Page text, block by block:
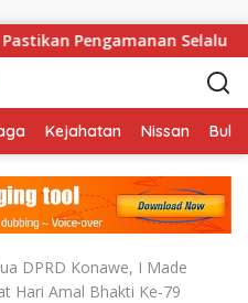
Selalu Siaga 24 Jam
Kejahatan Nissan
DPRD Konawe, I Made
Hari Amal Bhakti Ke-79